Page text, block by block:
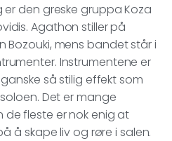
den greske gruppa Koza
Agathon stiller på
Bozouki, mens bandet står i
Instrumentene er
så stilig effekt som
Det er mange
de fleste er nok enig at
å skape liv og røre i salen.